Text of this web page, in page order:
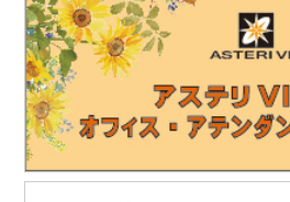
精密超音波厚さ計『PM5 Gen3』の販
https://www.ndtadvance.com/info/
2025.8.25
「株式会社テイコク」様のお知らせ
独立行政法人水資源機構木曽川上流ダ
表彰と優秀技術者表彰を授与されまし
https://www.teikoku-eng.co.jp/notice/
2025.7.18